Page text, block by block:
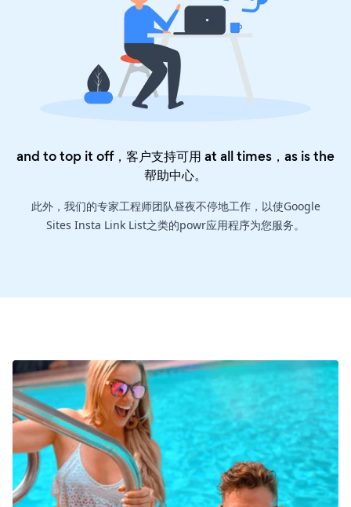
and to top it off，客户支持可用 at all times，as is the
帮助中心。
此外，我们的专家工程师团队昼夜不停地工作，以使Google
Sites Insta Link List之类的powr应用程序为您服务。